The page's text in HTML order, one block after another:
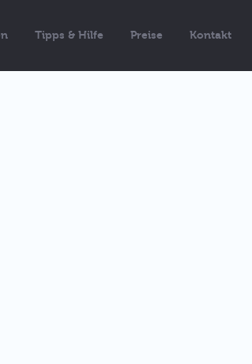
Tipps & Hilfe Preise Kontakt